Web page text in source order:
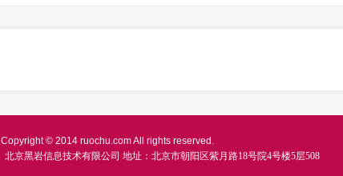
Copyright © 2014 ruochu.com All rights reserved.
北京黑岩信息技术有限公司 地址：北京市朝阳区紫月路18号院4号楼5层508